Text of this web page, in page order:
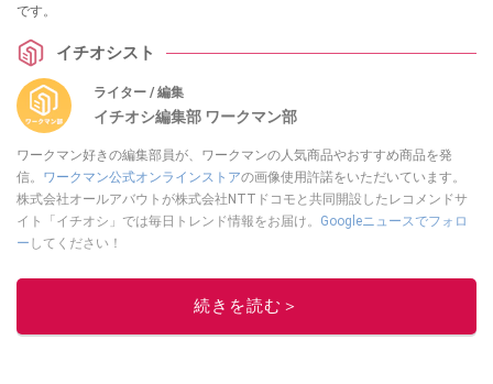
です。
イチオシスト
ライター / 編集
イチオシ編集部 ワークマン部
ワークマン好きの編集部員が、ワークマンの人気商品やおすすめ商品を発
信。 ワークマン公式オンラインストアの画像使用許諾をいただいています。
株式会社オールアバウトが株式会社NTTドコモと共同開設したレコメンドサ
イト「イチオシ」では毎日トレンド情報をお届け。 Googleニュースでフォロ
ー してください！
このイチオシストの他の記事を読む
続きを読む＞